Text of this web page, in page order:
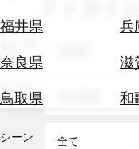
福井県
兵
奈良県
滋
鳥取県
和
券
テ
を
テーマ
シーン 全て